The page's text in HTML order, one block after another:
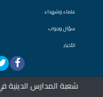
علماء وشهداء
سؤال وجواب
الأخبار
شعبة المدارس الدينية في